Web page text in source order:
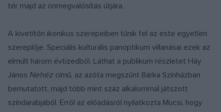
tér majd az önmegvalósítás útjára.
A kivetítőn ikonikus szerepeiben tűnik fel az este egyetlen
szereplője. Speciális kulturális panoptikum villanásai ezek az
elmúlt három évtizedből. Láthat a publikum részletet Háy
János Nehéz című, az azóta megszűnt Bárka Színházban
bemutatott, majd több mint száz alkalommal játszott
színdarabjából. Erről az előadásról nyilatkozta Mucsi, hogy